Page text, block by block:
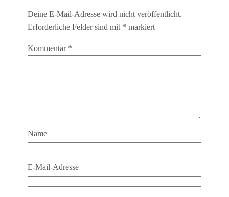
Deine E-Mail-Adresse wird nicht veröffentlicht.
Erforderliche Felder sind mit * markiert
Kommentar *
Name
E-Mail-Adresse